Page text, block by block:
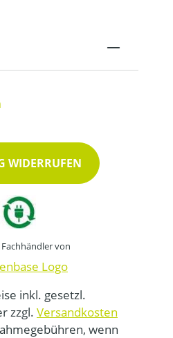
WIDERRUFEN
Fachhändler von
inkl. gesetzl.
zzgl. Versandkosten
wenn